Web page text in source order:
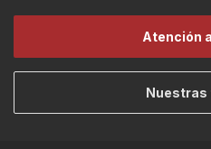
Atención
Nuestras